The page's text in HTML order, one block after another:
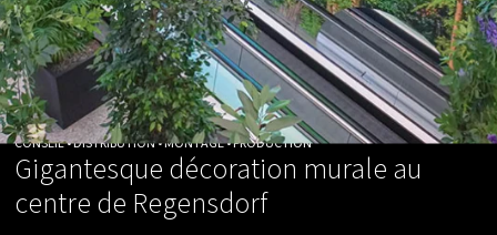
CONSEIL • DISTRIBUTION • MONTAGE • PRODUCTION
Gigantesque décoration murale au
centre de Regensdorf